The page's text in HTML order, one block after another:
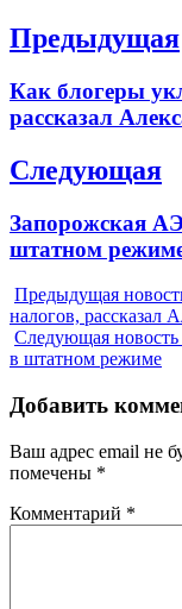
Навигация
записям
Предыдущая
Previous
Как блогеры
рассказал
Следующая
Next
Запорожская
штатном
Предыдущая
налогов, рассказал
Следующая новость
в штатном режиме
Добавить
Ваш адрес email не
помечены *
Комментарий *